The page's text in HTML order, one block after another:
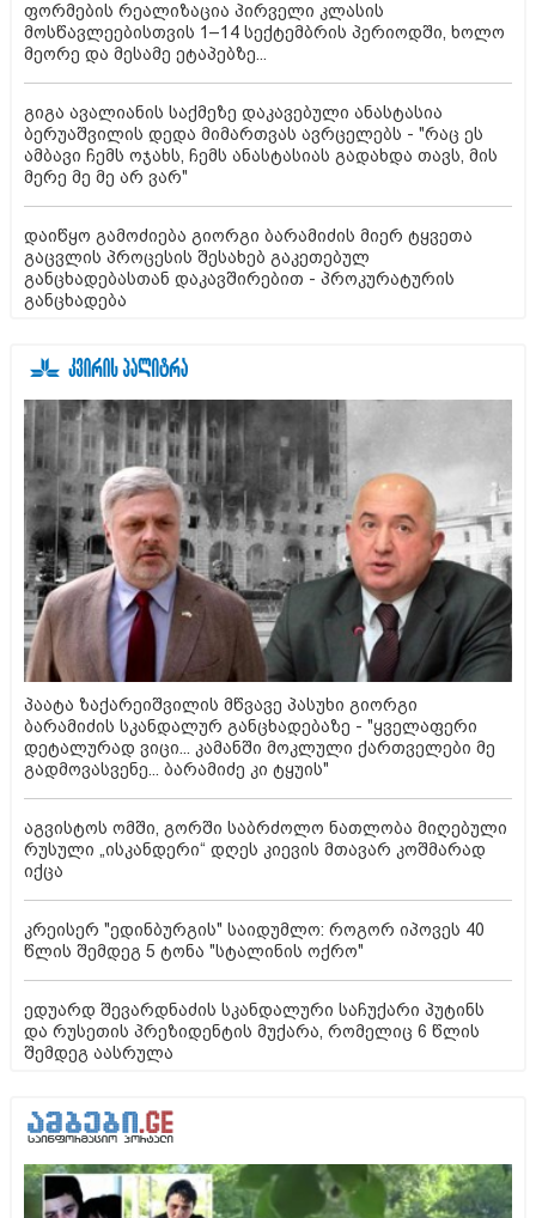
ფორმების რეალიზაცია პირველი კლასის
მოსწავლეებისთვის 1–14 სექტემბრის პერიოდში, ხოლო
მეორე და მესამე ეტაპებზე...
გიგა ავალიანის საქმეზე დაკავებული ანასტასია
ბერუაშვილის დედა მიმართვას ავრცელებს - "რაც ეს
ამბავი ჩემს ოჯახს, ჩემს ანასტასიას გადახდა თავს, მის
მერე მე მე არ ვარ"
დაიწყო გამოძიება გიორგი ბარამიძის მიერ ტყვეთა
გაცვლის პროცესის შესახებ გაკეთებულ
განცხადებასთან დაკავშირებით - პროკურატურის
განცხადება
პაატა ზაქარეიშვილის მწვავე პასუხი გიორგი
ბარამიძის სკანდალურ განცხადებაზე - "ყველაფერი
დეტალურად ვიცი... კამანში მოკლული ქართველები მე
გადმოვასვენე... ბარამიძე კი ტყუის"
აგვისტოს ომში, გორში საბრძოლო ნათლობა მიღებული
რუსული „ისკანდერი“ დღეს კიევის მთავარ კოშმარად
იქცა
კრეისერ "ედინბურგის" საიდუმლო: როგორ იპოვეს 40
წლის შემდეგ 5 ტონა "სტალინის ოქრო"
ედუარდ შევარდნაძის სკანდალური საჩუქარი პუტინს
და რუსეთის პრეზიდენტის მუქარა, რომელიც 6 წლის
შემდეგ აასრულა